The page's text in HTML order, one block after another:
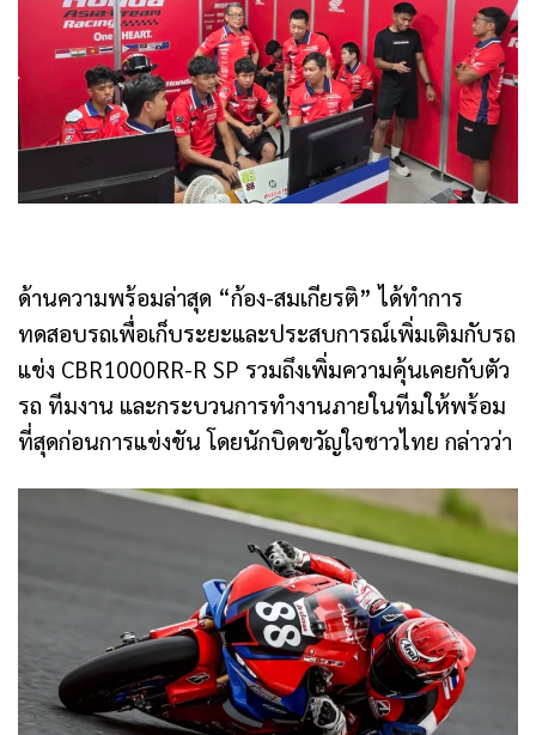
ด้านความพร้อมล่าสุด “ก้อง-สมเกียรติ” ได้ทำการ
ทดสอบรถเพื่อเก็บระยะและประสบการณ์เพิ่มเติมกับรถ
แข่ง CBR1000RR-R SP รวมถึงเพิ่มความคุ้นเคยกับตัว
รถ ทีมงาน และกระบวนการทำงานภายในทีมให้พร้อม
ที่สุดก่อนการแข่งขัน โดยนักบิดขวัญใจชาวไทย กล่าวว่า